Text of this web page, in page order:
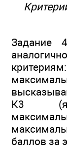
Задание
К3
баллов за